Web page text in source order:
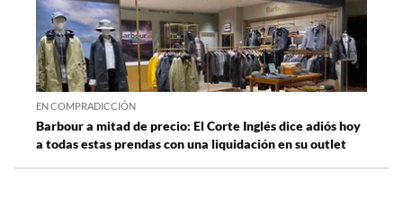
EN COMPRADICCIÓN
Barbour a mitad de precio: El Corte Inglés dice adiós hoy
a todas estas prendas con una liquidación en su outlet